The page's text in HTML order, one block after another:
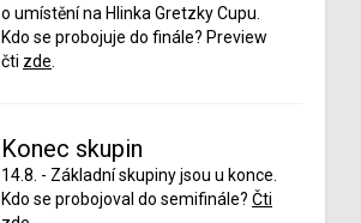
o umístění na Hlinka Gretzky Cupu.
Kdo se probojuje do finále? Preview
čti zde
Konec skupin
14.8. - Základní skupiny jsou u konce.
Kdo se probojoval do semifinále? Čti